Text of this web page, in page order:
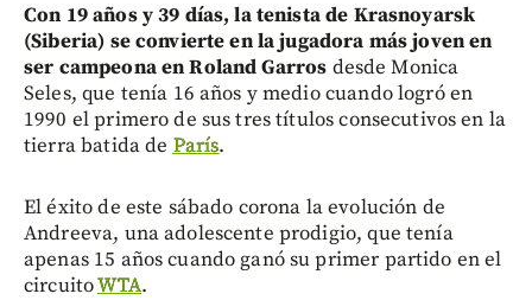
Con 19 años y 39 días, la tenista de Krasnoyarsk
(Siberia) se convierte en la jugadora más joven en
ser campeona en Roland Garros desde Monica
Seles, que tenía 16 años y medio cuando logró en
1990 el primero de sus tres títulos consecutivos en la
tierra batida de París.
El éxito de este sábado corona la evolución de
Andreeva, una adolescente prodigio, que tenía
apenas 15 años cuando ganó su primer partido en el
circuitoWTA.